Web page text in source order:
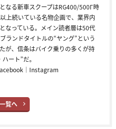
なる新車スクープはRG400/500Γ時
上続いている名物企画で、業界内
なっている。メイン読者層は50代
ランドタイトルの“ヤング”という
が、信条はバイク乗りの多くが持
ート”だ。
｜ Instagram
覧へ